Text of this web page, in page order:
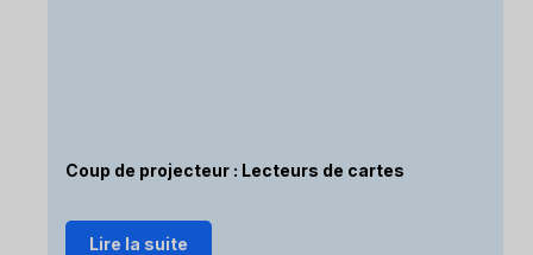
Coup de projecteur : Lecteurs de cartes
Lire la suite